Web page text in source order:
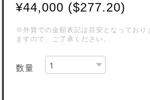
¥44,000 ($277.20)
※外貨での金額表記は目安となっており
ますので、ご了承ください。
数量